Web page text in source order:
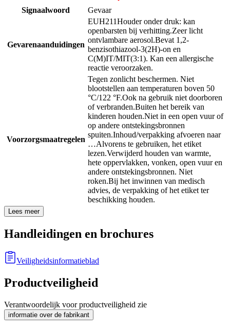
Signaalwoord Gevaar
Gevarenaanduidingen
EUH211Houder onder druk: kan
openbarsten bij verhitting.Zeer licht
ontvlambare aerosol.Bevat 1,2-
benzisothiazool-3(2H)-on en
C(M)IT/MIT(3:1). Kan een allergische
reactie veroorzaken.
Voorzorgsmaatregelen
Tegen zonlicht beschermen. Niet
blootstellen aan temperaturen boven 50
°C/122 °F.Ook na gebruik niet doorboren
of verbranden.Buiten het bereik van
kinderen houden.Niet in een open vuur of
op andere ontstekingsbronnen
spuiten.Inhoud/verpakking afvoeren naar
…Alvorens te gebruiken, het etiket
lezen.Verwijderd houden van warmte,
hete oppervlakken, vonken, open vuur en
andere ontstekingsbronnen. Niet
roken.Bij het inwinnen van medisch
advies, de verpakking of het etiket ter
beschikking houden.
Lees meer
Handleidingen en brochures
Veiligheidsinformatieblad
Productveiligheid
Verantwoordelijk voor productveiligheid zie
informatie over de fabrikant